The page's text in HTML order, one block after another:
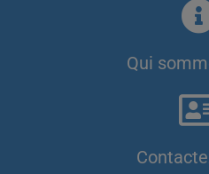
Qui